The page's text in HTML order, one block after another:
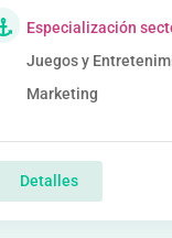
Especialización
Juegos y
Marketing
Detalles